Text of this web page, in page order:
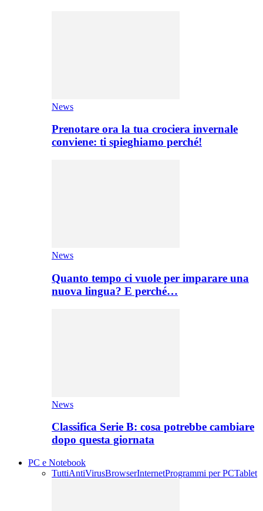
News
Prenotare ora la tua crociera invernale
conviene: ti spieghiamo perché!
News
Quanto tempo ci vuole per imparare una
nuova lingua? E perché…
News
Classifica Serie B: cosa potrebbe cambiare
dopo questa giornata
PC e Notebook
TuttiAntiVirusBrowserInternetProgrammi per PCTablet